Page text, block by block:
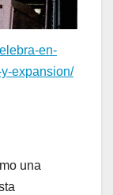
en-
expansion/
una